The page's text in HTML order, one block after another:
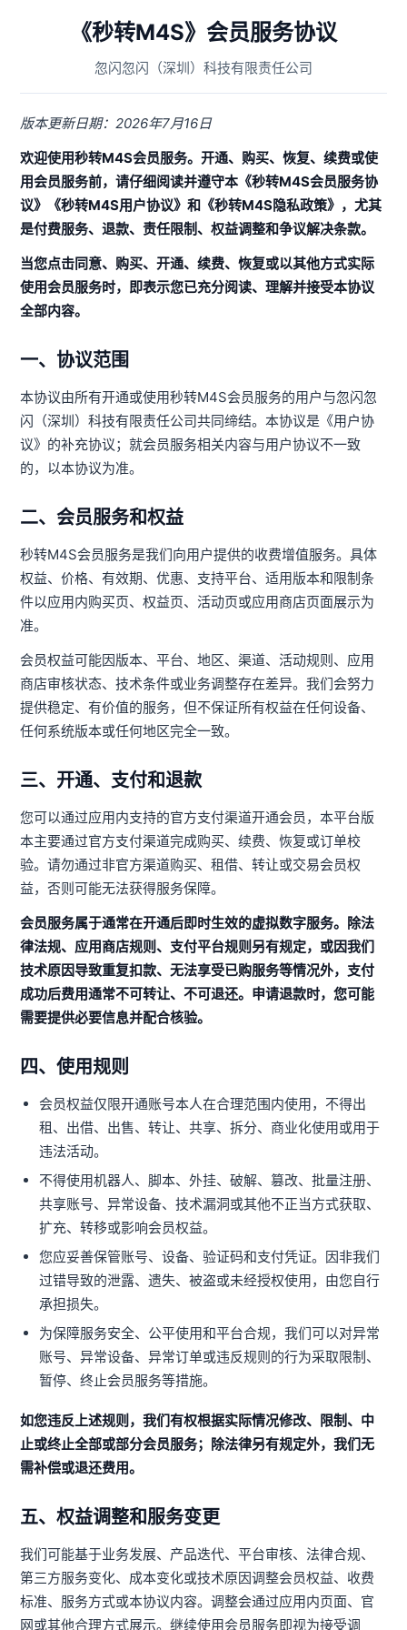
《秒转M4S》会员服务协议
忽闪忽闪（深圳）科技有限责任公司
版本更新日期：2026年7月16日
欢迎使用秒转M4S会员服务。开通、购买、恢复、续费或使
用会员服务前，请仔细阅读并遵守本《秒转M4S会员服务协
议》《秒转M4S用户协议》和《秒转M4S隐私政策》，尤其
是付费服务、退款、责任限制、权益调整和争议解决条款。
当您点击同意、购买、开通、续费、恢复或以其他方式实际
使用会员服务时，即表示您已充分阅读、理解并接受本协议
全部内容。
一、协议范围
本协议由所有开通或使用秒转M4S会员服务的用户与忽闪忽
闪（深圳）科技有限责任公司共同缔结。本协议是《用户协
议》的补充协议；就会员服务相关内容与用户协议不一致
的，以本协议为准。
二、会员服务和权益
秒转M4S会员服务是我们向用户提供的收费增值服务。具体
权益、价格、有效期、优惠、支持平台、适用版本和限制条
件以应用内购买页、权益页、活动页或应用商店页面展示为
准。
会员权益可能因版本、平台、地区、渠道、活动规则、应用
商店审核状态、技术条件或业务调整存在差异。我们会努力
提供稳定、有价值的服务，但不保证所有权益在任何设备、
任何系统版本或任何地区完全一致。
三、开通、支付和退款
您可以通过应用内支持的官方支付渠道开通会员，本平台版
本主要通过官方支付渠道完成购买、续费、恢复或订单校
验。请勿通过非官方渠道购买、租借、转让或交易会员权
益，否则可能无法获得服务保障。
会员服务属于通常在开通后即时生效的虚拟数字服务。除法
律法规、应用商店规则、支付平台规则另有规定，或因我们
技术原因导致重复扣款、无法享受已购服务等情况外，支付
成功后费用通常不可转让、不可退还。申请退款时，您可能
需要提供必要信息并配合核验。
四、使用规则
会员权益仅限开通账号本人在合理范围内使用，不得出
租、出借、出售、转让、共享、拆分、商业化使用或用于
违法活动。
不得使用机器人、脚本、外挂、破解、篡改、批量注册、
共享账号、异常设备、技术漏洞或其他不正当方式获取、
扩充、转移或影响会员权益。
您应妥善保管账号、设备、验证码和支付凭证。因非我们
过错导致的泄露、遗失、被盗或未经授权使用，由您自行
承担损失。
为保障服务安全、公平使用和平台合规，我们可以对异常
账号、异常设备、异常订单或违反规则的行为采取限制、
暂停、终止会员服务等措施。
如您违反上述规则，我们有权根据实际情况修改、限制、中
止或终止全部或部分会员服务；除法律另有规定外，我们无
需补偿或退还费用。
五、权益调整和服务变更
我们可能基于业务发展、产品迭代、平台审核、法律合规、
第三方服务变化、成本变化或技术原因调整会员权益、收费
标准、服务方式或本协议内容。调整会通过应用内页面、官
网或其他合理方式展示。继续使用会员服务即视为接受调